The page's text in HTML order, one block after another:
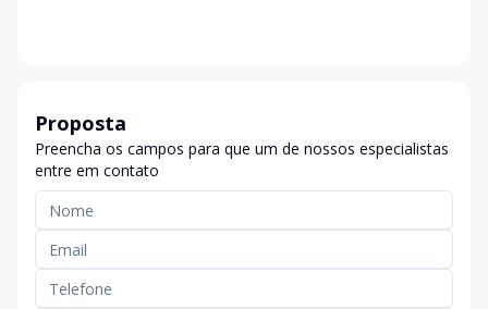
Proposta
Preencha os campos para que um de nossos especialistas
entre em contato